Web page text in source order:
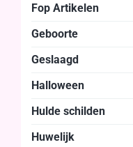
Fop Artikelen
Geboorte
Geslaagd
Halloween
Hulde schilden
Huwelijk